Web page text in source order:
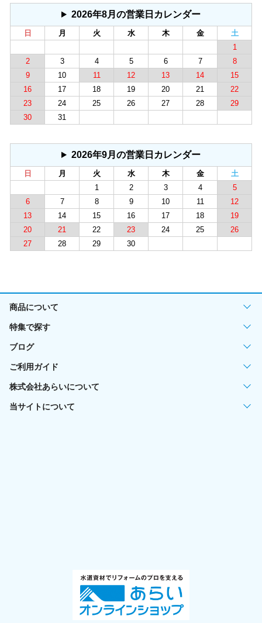
2026年8月の営業日カレンダー
日 月 火 水 木 金
土
1
2
3 4 5 6 7
8
9
10 11 12 13 14
15
16
17 18 19 20 21
22
23
24 25 26 27 28
29
30
31
2026年9月の営業日カレンダー
日 月 火 水 木 金
土
1
2 3 4
5
6
7 8 9 10 11
12
13
14 15 16 17 18
19
20
21 22 23 24 25
26
27
28 29 30
商品について
特集で探す
ブログ
ご利用ガイド
株式会社あらいについて
当サイトについて